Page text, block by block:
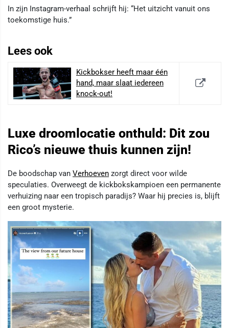
In zijn Instagram-verhaal schrijft hij: “Het uitzicht vanuit ons
toekomstige huis.”
Lees ook
Kickbokser heeft maar één
hand, maar slaat iedereen
knock-out!
Luxe droomlocatie onthuld: Dit zou
Rico’s nieuwe thuis kunnen zijn!
De boodschap van Verhoeven zorgt direct voor wilde
speculaties. Overweegt de kickbokskampioen een permanente
verhuizing naar een tropisch paradijs? Waar hij precies is, blijft
een groot mysterie.